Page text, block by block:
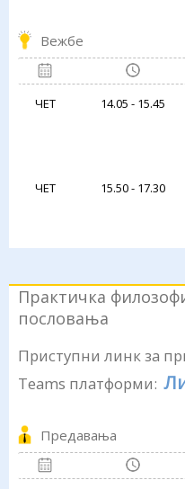
Вежбе
ЧЕТ 14.05 - 15.45
ЧЕТ 15.50 - 17.30
Практичка
пословања
Приступни линк за
Teams платформи:
Предавања